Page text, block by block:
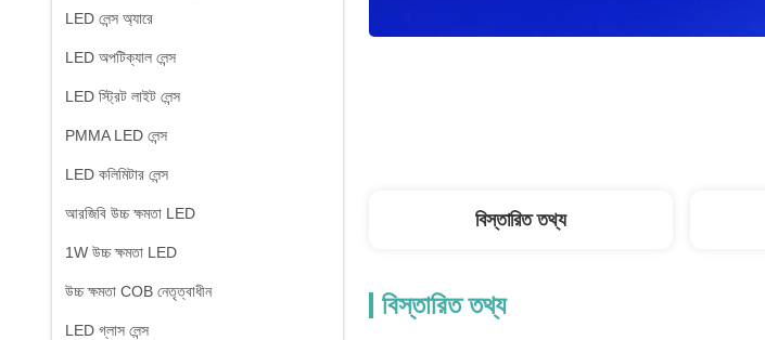
LED লেন্স অ্যারে
LED অপটিক্যাল লেন্স
LED স্ট্রিট লাইট লেন্স
PMMA LED লেন্স
LED কলিমিটার লেন্স
আরজিবি উচ্চ ক্ষমতা LED
1W উচ্চ ক্ষমতা LED
উচ্চ ক্ষমতা COB নেতৃত্বাধীন
LED গ্লাস লেন্স
বিস্তারিত তথ্য
বিস্তারিত তথ্য